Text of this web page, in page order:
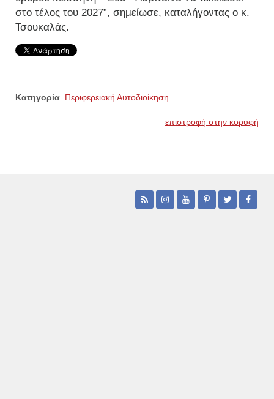
στο τέλος του 2027”, σημείωσε, καταλήγοντας ο κ.
Τσουκαλάς.
Κατηγορία Περιφερειακή Αυτοδιοίκηση
επιστροφή στην κορυφή